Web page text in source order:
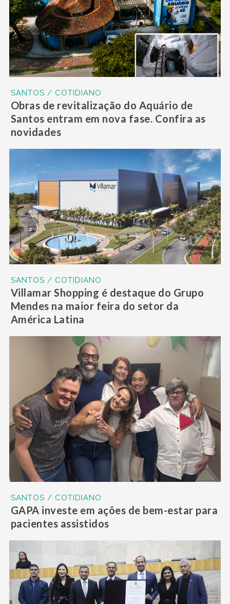
SANTOS / COTIDIANO
Obras de revitalização do Aquário de
Santos entram em nova fase. Confira as
novidades
SANTOS / COTIDIANO
Villamar Shopping é destaque do Grupo
Mendes na maior feira do setor da
América Latina
SANTOS / COTIDIANO
GAPA investe em ações de bem-estar para
pacientes assistidos